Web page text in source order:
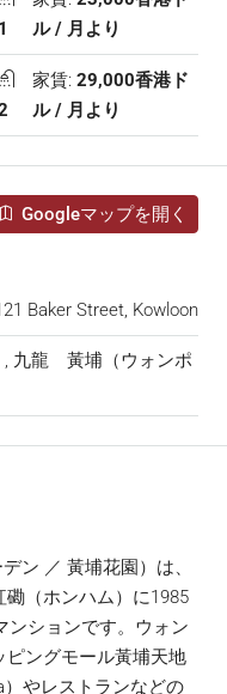
1
ル / 月より
家賃: 29,000香港ド
ル / 月より
Googleマップを開く
Baker Street, Kowloon
九龍 黃埔（ウォンポ
ン ／ 黃埔花園）は、
（ホンハム）に1985
ンションです。ウォン
ングモール黃埔天地
）やレストランなどの